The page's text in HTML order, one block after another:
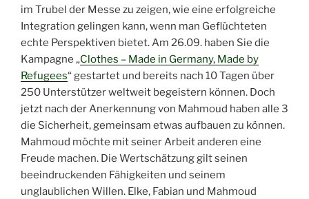
im Trubel der Messe zu zeigen, wie eine erfolgreiche
Integration gelingen kann, wenn man Geflüchteten
echte Perspektiven bietet. Am 26.09. haben Sie die
Kampagne „Clothes – Made in Germany, Made by
Refugees“ gestartet und bereits nach 10 Tagen über
250 Unterstützer weltweit begeistern können. Doch
jetzt nach der Anerkennung von Mahmoud haben alle 3
die Sicherheit, gemeinsam etwas aufbauen zu können.
Mahmoud möchte mit seiner Arbeit anderen eine
Freude machen. Die Wertschätzung gilt seinen
beeindruckenden Fähigkeiten und seinem
unglaublichen Willen. Elke, Fabian und Mahmoud